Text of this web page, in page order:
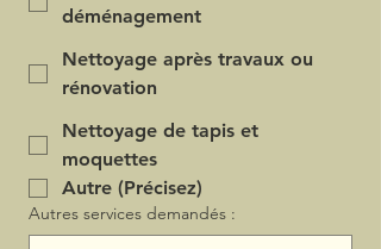
déménagement
Nettoyage après travaux ou
rénovation
Nettoyage de tapis et
moquettes
Autre (Précisez)
Autres services demandés :